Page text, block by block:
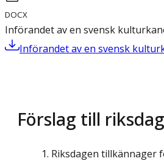
DOCX
Införandet av en svensk
Införandet av en svensk
Förslag till
Riksdagen tillkännager